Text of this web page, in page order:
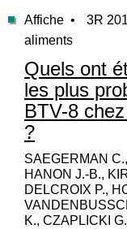
Affiche •
3R
aliments
Quels ont
les plus
BTV-8
?
SAEGERMAN
HANON J.-B.,
DELCROIX P.,
K., CZAPLICKI G.